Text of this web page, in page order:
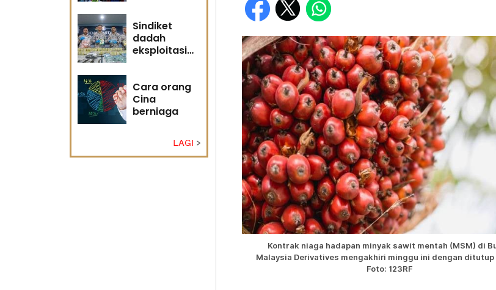
memihak
Anwar?
Sindiket
dadah
eksploitasi
Cara orang
Cina
berniaga
LAGI
Kontrak niaga hadapan minyak sawit mentah (MSM) di
Malaysia Derivatives mengakhiri minggu ini dengan ditutup
Foto: 123RF